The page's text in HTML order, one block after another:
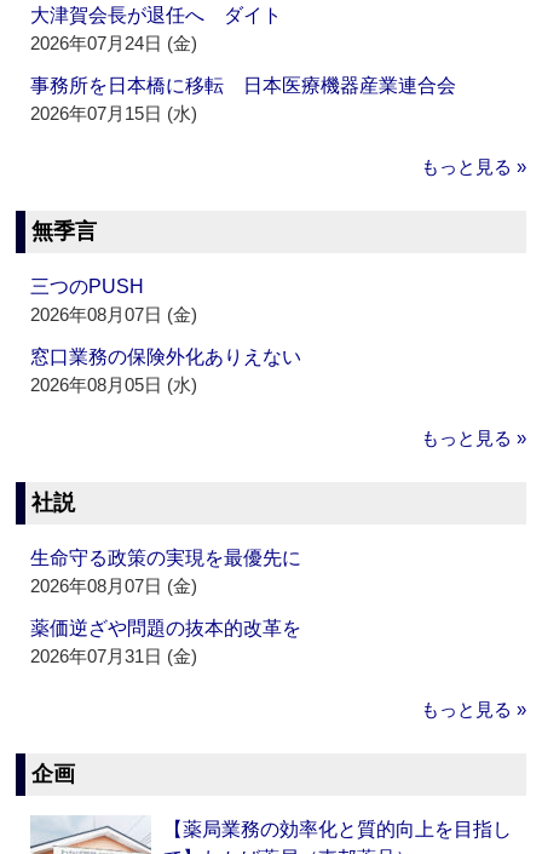
大津賀会長が退任へ ダイト
2026年07月24日 (金)
事務所を日本橋に移転 日本医療機器産業連合会
2026年07月15日 (水)
もっと見る »
無季言
三つのPUSH
2026年08月07日 (金)
窓口業務の保険外化ありえない
2026年08月05日 (水)
もっと見る »
社説
生命守る政策の実現を最優先に
2026年08月07日 (金)
薬価逆ざや問題の抜本的改革を
2026年07月31日 (金)
もっと見る »
企画
【薬局業務の効率化と質的向上を目指し